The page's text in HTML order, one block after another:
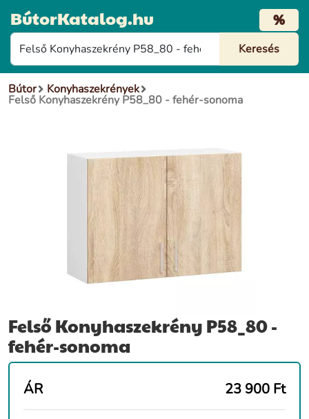
BútorKatalog.hu %
Bútor Konyhaszekrények
Felső Konyhaszekrény P58_80 - fehér-sonoma
Felső Konyhaszekrény P58_80 -
fehér-sonoma
ÁR 23 900 Ft